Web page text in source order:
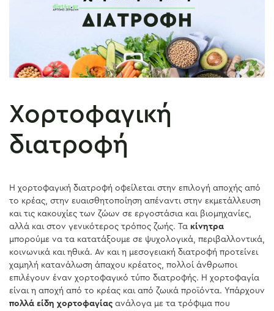
Χορτοφαγική
διατροφή
Η χορτοφαγική διατροφή οφείλεται στην επιλογή αποχής από
το κρέας, στην ευαισθητοποίηση απέναντι στην εκμετάλλευση
και τις κακουχίες των ζώων σε εργοστάσια και βιομηχανίες,
αλλά και στον γενικότερος τρόπος ζωής. Τα κίνητρα
μπορούμε να τα κατατάξουμε σε ψυχολογικά, περιβαλλοντικά,
κοινωνικά και ηθικά. Αν και η μεσογειακή διατροφή προτείνει
χαμηλή κατανάλωση άπαχου κρέατος, πολλοί άνθρωποι
επιλέγουν έναν χορτοφαγικό τύπο διατροφής. Η χορτοφαγία
είναι η αποχή από το κρέας και από ζωικά προϊόντα. Υπάρχουν
πολλά είδη χορτοφαγίας ανάλογα με τα τρόφιμα που